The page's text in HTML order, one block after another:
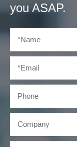
you ASAP.